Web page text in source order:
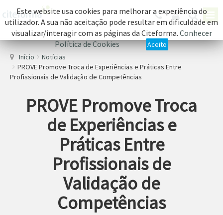
Início
Notícias
PROVE Promove Troca de Experiências e Práticas Entre
Profissionais de Validação de Competências
PROVE Promove Troca
de Experiências e
Práticas Entre
Profissionais de
Validação de
Competências
Este website usa cookies para melhorar a experiência do
utilizador. A sua não aceitação pode resultar em dificuldade em
visualizar/interagir com as páginas da Citeforma. Conhecer
Política de Cookies
Aceito